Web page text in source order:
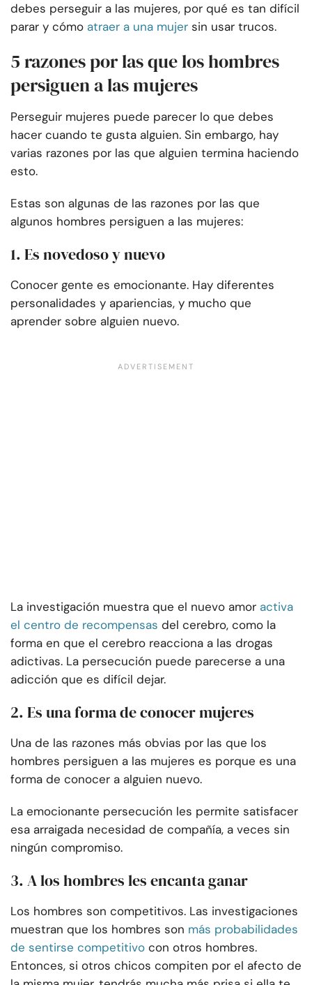
debes perseguir a las mujeres, por qué es tan difícil
parar y cómo atraer a una mujer sin usar trucos.
5 razones por las que los hombres
persiguen a las mujeres
Perseguir mujeres puede parecer lo que debes
hacer cuando te gusta alguien. Sin embargo, hay
varias razones por las que alguien termina haciendo
esto.
Estas son algunas de las razones por las que
algunos hombres persiguen a las mujeres:
1. Es novedoso y nuevo
Conocer gente es emocionante. Hay diferentes
personalidades y apariencias, y mucho que
aprender sobre alguien nuevo.
La investigación muestra que el nuevo amor activa
el centro de recompensas del cerebro, como la
forma en que el cerebro reacciona a las drogas
adictivas. La persecución puede parecerse a una
adicción que es difícil dejar.
2. Es una forma de conocer mujeres
Una de las razones más obvias por las que los
hombres persiguen a las mujeres es porque es una
forma de conocer a alguien nuevo.
La emocionante persecución les permite satisfacer
esa arraigada necesidad de compañía, a veces sin
ningún compromiso.
3. A los hombres les encanta ganar
Los hombres son competitivos. Las investigaciones
muestran que los hombres son más probabilidades
de sentirse competitivo con otros hombres.
Entonces, si otros chicos compiten por el afecto de